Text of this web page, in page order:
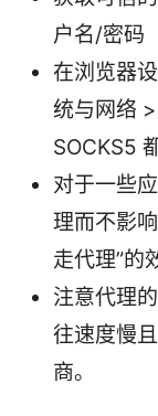
户名/密码
在浏览器
统与网络
SOCKS5
对于一些
理而不影
走代理”的
注意代理
往速度慢
商。